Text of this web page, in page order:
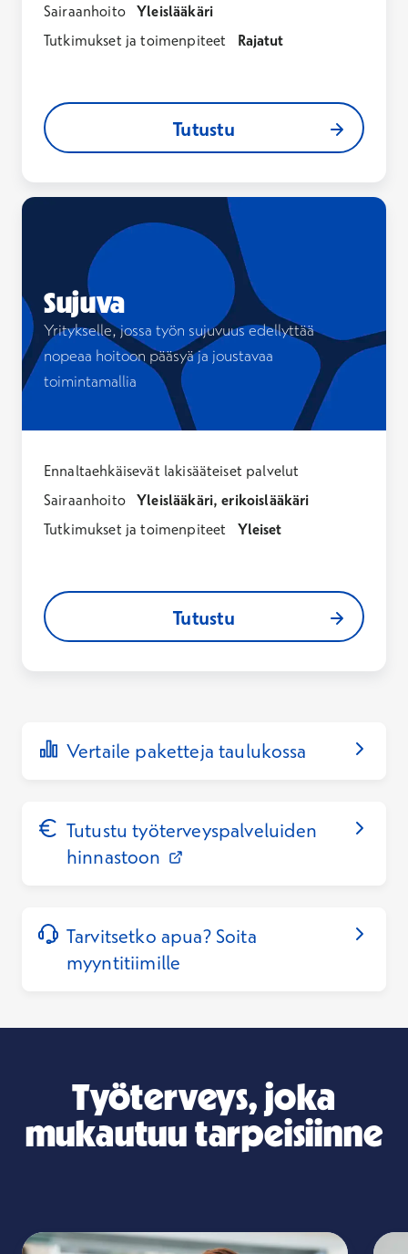
Sairaanhoito
Yleislääkäri
Tutkimukset ja toimenpiteet
Rajatut
Tutustu
Tutustu
Sujuva
Yritykselle, jossa työn sujuvuus edellyttää
nopeaa hoitoon pääsyä ja joustavaa
toimintamallia
Ennaltaehkäisevät lakisääteiset palvelut
Sairaanhoito
Yleislääkäri, erikoislääkäri
Tutkimukset ja toimenpiteet
Yleiset
Tutustu
Vertaile paketteja taulukossa
Tutustu työterveyspalveluiden
hinnastoon Avautuu uuteen ikkunaan
Tarvitsetko apua? Soita
myyntitiimille
Työterveys, joka
mukautuu tarpeisiinne